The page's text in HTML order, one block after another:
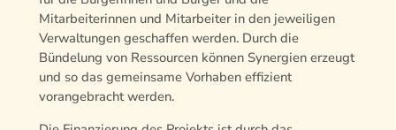
Mitarbeiterinnen und Mitarbeiter in den jeweiligen
Verwaltungen geschaffen werden. Durch die
Bündelung von Ressourcen können Synergien erzeugt
und so das gemeinsame Vorhaben effizient
vorangebracht werden.